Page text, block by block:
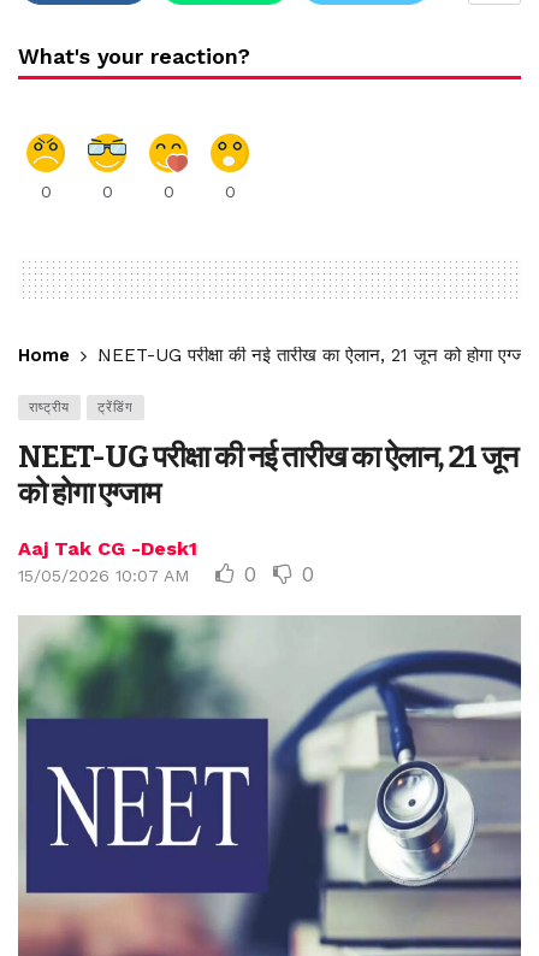
What's your reaction?
0 0 0 0
Home NEET-UG परीक्षा की नई तारीख का ऐलान, 21 जून को होगा एग्जाम
राष्ट्रीय ट्रेंडिंग
NEET-UG परीक्षा की नई तारीख का ऐलान, 21 जून
को होगा एग्जाम
Aaj Tak CG -Desk1
15/05/2026 10:07 AM 0 0